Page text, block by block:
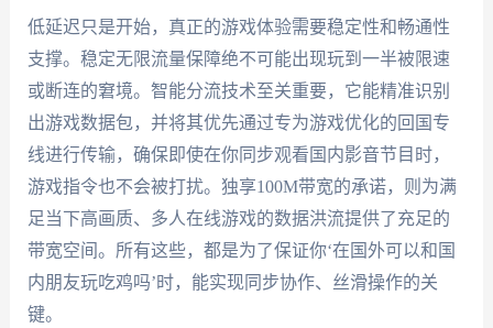
低延迟只是开始，真正的游戏体验需要稳定性和畅通性
支撑。稳定无限流量保障绝不可能出现玩到一半被限速
或断连的窘境。智能分流技术至关重要，它能精准识别
出游戏数据包，并将其优先通过专为游戏优化的回国专
线进行传输，确保即使在你同步观看国内影音节目时，
游戏指令也不会被打扰。独享100M带宽的承诺，则为满
足当下高画质、多人在线游戏的数据洪流提供了充足的
带宽空间。所有这些，都是为了保证你‘在国外可以和国
内朋友玩吃鸡吗’时，能实现同步协作、丝滑操作的关
键。